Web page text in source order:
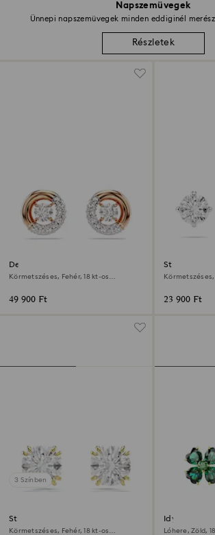
Napszemüvegek
Ünnepi napszemüvegek minden eddiginél
Részletek
Dextera bedugós fülbevaló
Körmetszéses, Fehér, 18 kt-os
49 900 Ft
Stilla
Körmetszéses,
23 900 Ft
3 Színben
Stilla bedugós fülbevaló
Körmetszéses, Fehér, 18 kt-os
Idyllia
Lóhere, Zöld,